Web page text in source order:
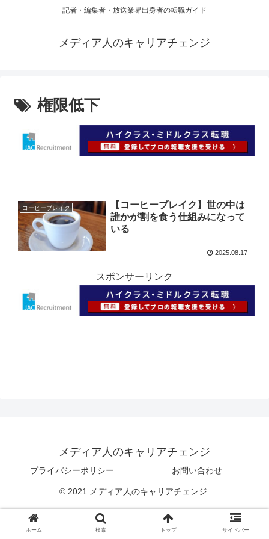
記者・編集者・放送業界出身者の転職ガイド
メディア人のキャリアチェンジ
権限低下
コーヒーブレイク
【コーヒーブレイク】世の中は
誰かが割を食う仕組みになって
いる
2025.08.17
スポンサーリンク
メディア人のキャリアチェンジ
プライバシーポリシー お問い合わせ
© 2021 メディア人のキャリアチェンジ.
ホーム 検索 トップ サイドバー